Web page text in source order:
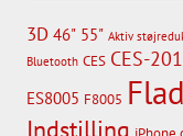
3D 46" 55" Aktiv
Bluetooth CES CES-
ES8005 F8005
Indstilling